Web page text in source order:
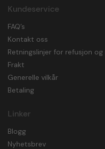
Kundeservice
FAQ’s
Kontakt oss
Retningslinjer for refusjon
Frakt
Generelle vilkår
Betaling
Linker
Blogg
Nyhetsbrev